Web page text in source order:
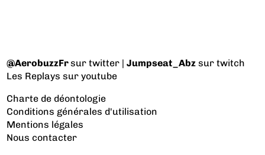
@AerobuzzFrsur twitter |Jumpseat_Abz sur twitch
Les Replays sur youtube
Charte de déontologie
Conditions générales d'utilisation
Mentions légales
Nous contacter